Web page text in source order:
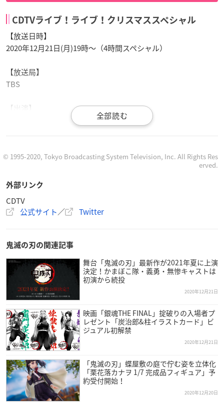
CDTVライブ！ライブ！クリスマススペシャル
【放送日時】
2020年12月21日(月)19時〜（4時間スペシャル）
【放送局】
TBS
【出演】
EXILE
KinKi Kids
King & Prince
櫻坂46
三代⽬ J SOUL BROTHERS from EXILE TRIBE
SixTONES
Snow Man
SEKAI NO OWARI
SEVENTEEN
ソニン
DA PUMP
DISH//
TOMORROW X TOGETHER（TXT）
中川奈美
中島美嘉 with 藤巻亮太
NEWS
乃⽊坂46
Perfume
BTS
© 1995-2020, Tokyo Broadcasting System Television, Inc. All Rights Res
erved.
外部リンク
CDTV
公式サイト／ Twitter
鬼滅の刃の関連記事
舞台「鬼滅の刃」最新作が2021年夏に上演
決定！かまぼこ隊・義勇・無惨キャストは
初演から続投
2020年12月21日
映画「銀魂THE FINAL」掟破りの入場者プ
レゼント「炭治郎&柱イラストカード」ビ
ジュアル初解禁
2020年12月21日
「鬼滅の刃」蝶屋敷の庭で佇む姿を立体化
「栗花落カナヲ 1/7 完成品フィギュア」予
約受付開始！
2020年12月20日